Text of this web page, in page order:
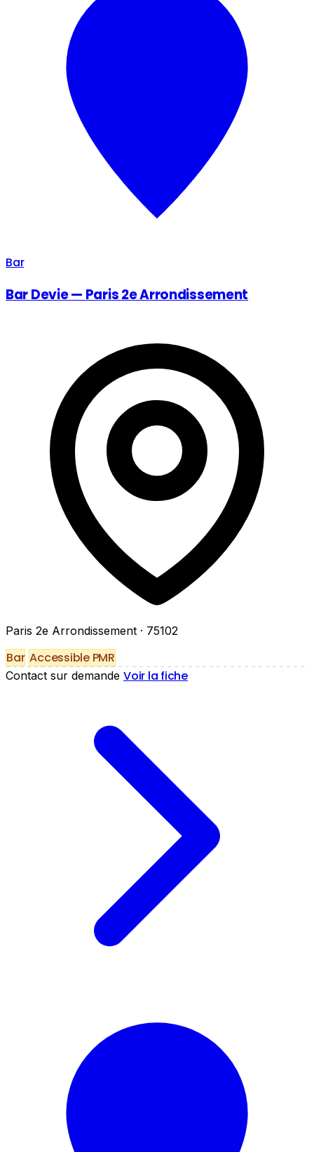
Bar
Bar Devie — Paris 2e Arrondissement
Paris 2e Arrondissement · 75102
Bar Accessible PMR
Contact sur demande Voir la fiche